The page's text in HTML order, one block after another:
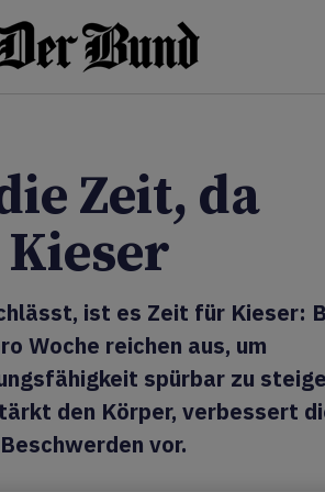
Zeit, da
ist es Zeit für Kieser:
Woche reichen aus, um
spürbar zu
den Körper, verbessert
vor.